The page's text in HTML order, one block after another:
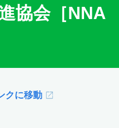
協会［NNA
クに移動